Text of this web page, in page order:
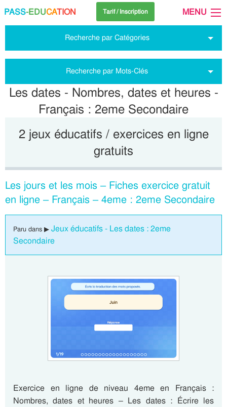
PASS-EDUCATION Tarif / Inscription MENU
Recherche par Catégories
Recherche par Mots-Clés
Les dates - Nombres, dates et heures -
Français : 2eme Secondaire
2 jeux éducatifs / exercices en ligne
gratuits
Les jours et les mois – Fiches exercice gratuit
en ligne – Français – 4eme : 2eme Secondaire
Paru dans ▶ Jeux éducatifs - Les dates : 2eme
Secondaire
Exercice en ligne de niveau 4eme en Français :
Nombres, dates et heures – Les dates : Écrire les